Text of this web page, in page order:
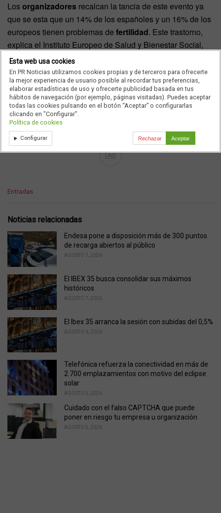
Losorganizadores recalcan la tancia de este evento ya
que se esta que un 14% de los españoles y un 16% de los
europeos tienen problemas de fertilidad. Este trastorno,
explica el Instituto Europeo de Salud y Bienestar Social,
estáprovocadoen gran parte el retraso en la
del prer hijo, los cambios en las condiciones de vida o el
estrés, entre otros.
Adjuntamos programa del Foro de Reproducción Humana
Asistida:
Ad
C
e
o
r
i
:
Entradas
Noticias relacionadas
Endesa pone a disposición más de 300 puntos
de recarga abiertos al público
AGOSTO 7, 2026
El IBEX 35 busca consolidar sus máximos
históricos
AGOSTO 7, 2026
El Ibex 35 arranca la sesión con subidas del 0,5%
AGOSTO 6, 2026
Telefónica refuerza la conectividad en más de
2.700 emplazamientos con motivo del eclipse
solar
AGOSTO 5, 2026
Cuidado con el falso CAPTCHA que puede
poner en riesgo tu empresa u organización
AGOSTO 5, 2026
Esta web usa cookies
En PR Noticias utilizamos cookies propias y de terceros para ofrecerte
la mejor experiencia de usuario posible al recordar tus preferencias,
elaborar estadísticas de uso y ofrecerte publicidad basada en tus
hábitos de navegación (por ejemplo, páginas visitadas). Puedes aceptar
todas las cookies pulsando en el botón “Aceptar” o configurarlas
clicando en "Configurar".
Política de cookies
Configurar Rechazar Aceptar